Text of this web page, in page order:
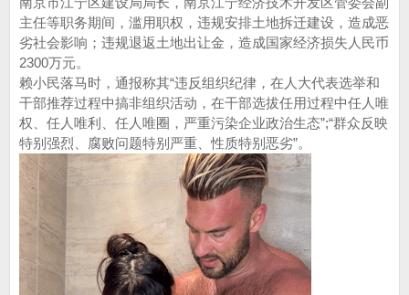
主任等职务期间，滥用职权，违规安排土地拆迁建设，造成恶
劣社会影响；违规退返土地出让金，造成国家经济损失人民币
2300万元。
赖小民落马时，通报称其“违反组织纪律，在人大代表选举和
干部推荐过程中搞非组织活动，在干部选拔任用过程中任人唯
权、任人唯利、任人唯圈，严重污染企业政治生态”;“群众反映
特别强烈、腐败问题特别严重、性质特别恶劣”。